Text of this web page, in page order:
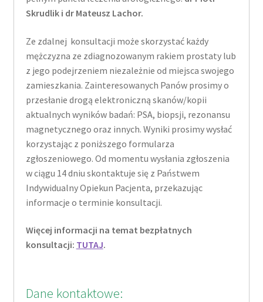
Skrudlik i dr Mateusz Lachor.
Ze zdalnej konsultacji może skorzystać każdy
mężczyzna ze zdiagnozowanym rakiem prostaty lub
z jego podejrzeniem niezależnie od miejsca swojego
zamieszkania. Zainteresowanych Panów prosimy o
przesłanie drogą elektroniczną skanów/kopii
aktualnych wyników badań: PSA, biopsji, rezonansu
magnetycznego oraz innych. Wyniki prosimy wysłać
korzystając z poniższego formularza
zgłoszeniowego. Od momentu wysłania zgłoszenia
w ciągu 14 dniu skontaktuje się z Państwem
Indywidualny Opiekun Pacjenta, przekazując
informacje o terminie konsultacji.
Więcej informacji na temat bezpłatnych
konsultacji: TUTAJ.
Dane kontaktowe: